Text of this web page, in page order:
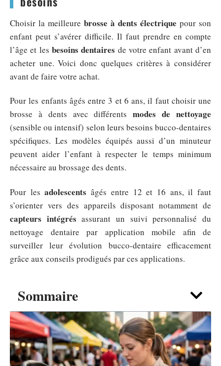
Sommaire
Choisir la meilleure brosse à dents électrique pour son
enfant peut s’avérer difficile. Il faut prendre en compte
l’âge et les besoins dentaires de votre enfant avant d’en
acheter une. Voici donc quelques critères à considérer
avant de faire votre achat.
Pour les enfants âgés entre 3 et 6 ans, il faut choisir une
brosse à dents avec différentsmodes de nettoyage
(sensible ou intensif) selon leurs besoins bucco-dentaires
spécifiques. Les modèles équipés aussi d’un minuteur
peuvent aider l’enfant à respecter le temps minimum
nécessaire au brossage des dents.
Pour lesadolescents âgés entre 12 et 16 ans, il faut
s’orienter vers des appareils disposant notamment de
capteurs intégrés assurant un suivi personnalisé du
nettoyage dentaire par application mobile afin de
surveiller leur évolution bucco-dentaire efficacement
grâce aux conseils prodigués par ces applications.